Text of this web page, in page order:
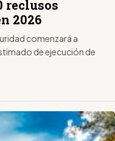
reclusos
2026
comenzará a
de ejecución de